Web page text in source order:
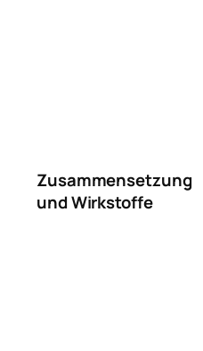
Zusammensetzung
und Wirkstoffe